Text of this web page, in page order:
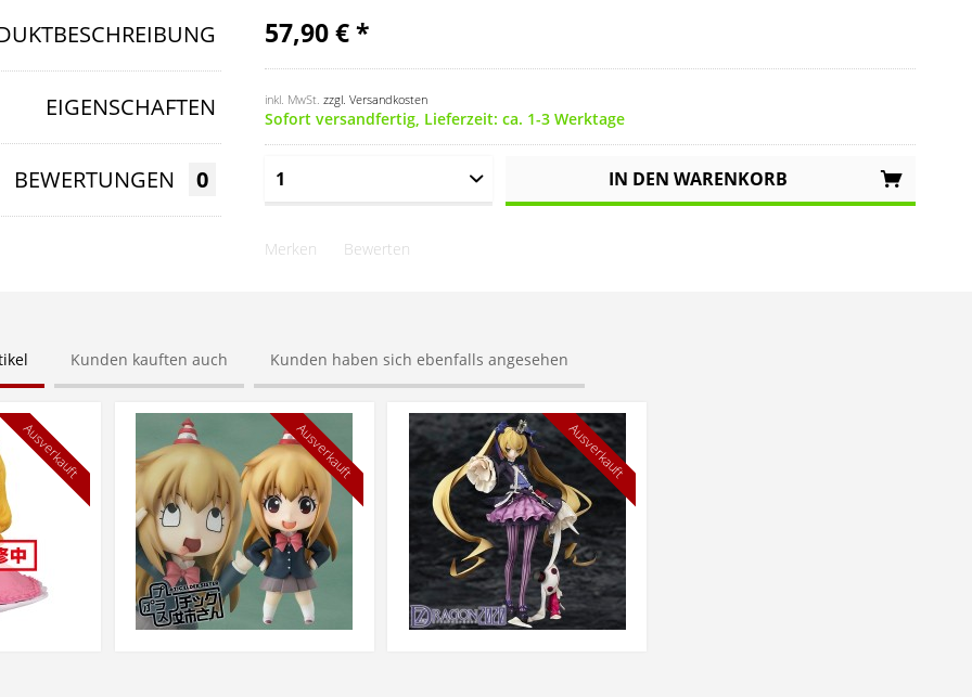
57,90 € *
inkl. MwSt. zzgl. Versandkosten
Sofort versandfertig, Lieferzeit: ca. 1-3 Werktage
IN DEN WARENKORB
Merken Bewerten
EIGENSCHAFTEN
BEWERTUNGEN 0
Kunden kauften auch Kunden haben sich ebenfalls angesehen
Ausverkauft Ausverkauft Ausverkauft